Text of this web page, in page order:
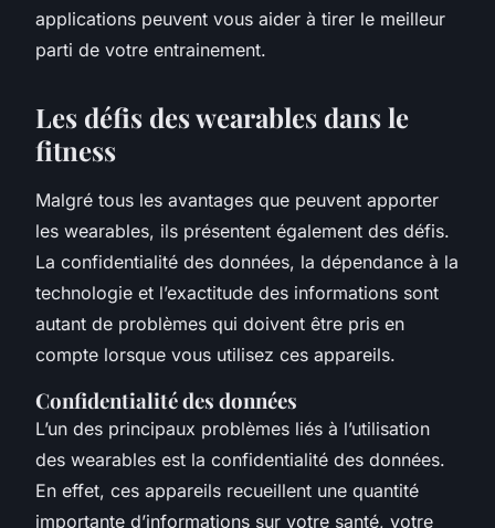
applications peuvent vous aider à tirer le meilleur
parti de votre entrainement.
Les défis des wearables dans le
fitness
Malgré tous les avantages que peuvent apporter
les wearables, ils présentent également des défis.
La confidentialité des données, la dépendance à la
technologie et l’exactitude des informations sont
autant de problèmes qui doivent être pris en
compte lorsque vous utilisez ces appareils.
Confidentialité des données
L’un des principaux problèmes liés à l’utilisation
des wearables est la confidentialité des données.
En effet, ces appareils recueillent une quantité
importante d’informations sur votre santé, votre